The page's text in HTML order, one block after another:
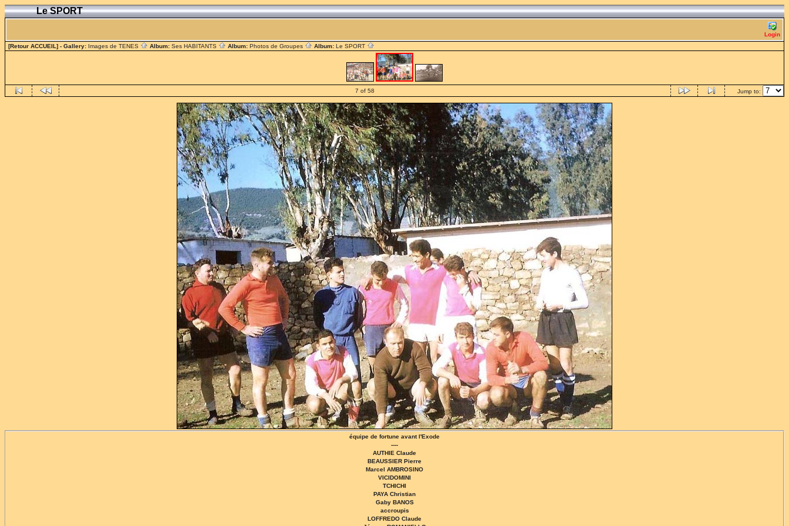
Le SPORT
Login
[Retour ACCUEIL] - Gallery: Images de TENES Album: Ses HABITANTS Album: Photos de Groupes Album: Le SPORT
7 of 58 Jump to:
équipe de fortune avant l'Exode
----
AUTHIE Claude
BEAUSSIER Pierre
Marcel AMBROSINO
VICIDOMINI
TCHICHI
PAYA Christian
Gaby BANOS
accroupis
LOFFREDO Claude